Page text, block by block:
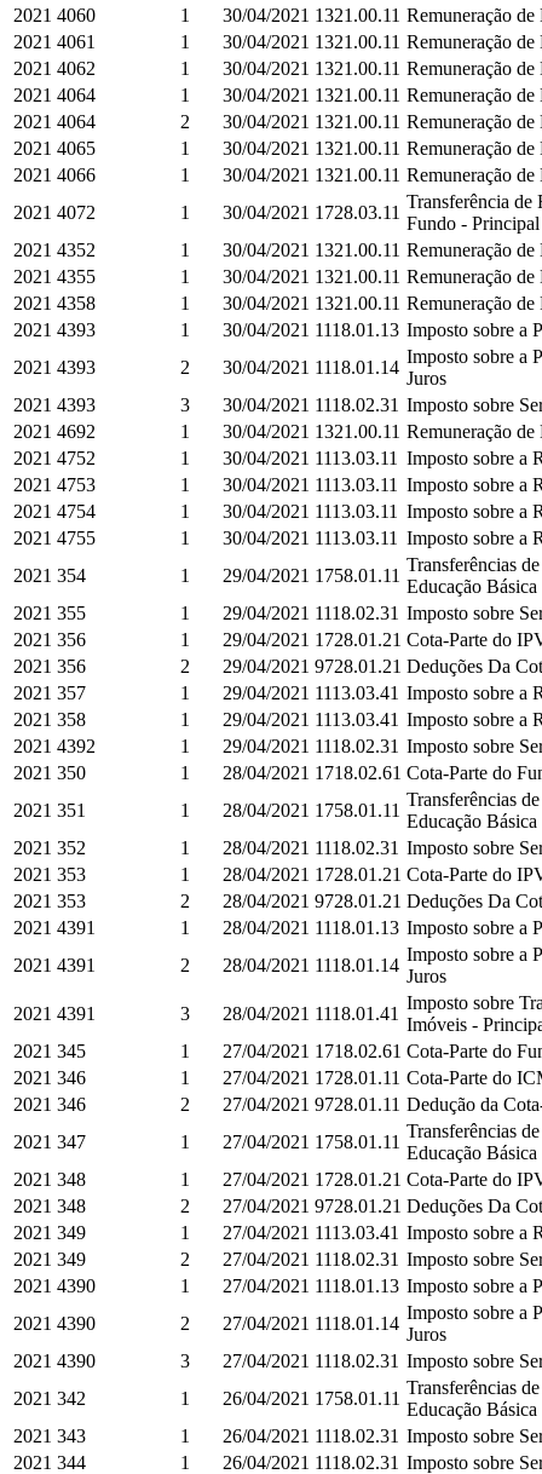
2021 4060 1 30/04/2021 1321.00.11 Remuneração
2021 4061 1 30/04/2021 1321.00.11 Remuneração
2021 4062 1 30/04/2021 1321.00.11 Remuneração
2021 4064 1 30/04/2021 1321.00.11 Remuneração
2021 4064 2 30/04/2021 1321.00.11 Remuneração
2021 4065 1 30/04/2021 1321.00.11 Remuneração
2021 4066 1 30/04/2021 1321.00.11 Remuneração
2021 4072 1 30/04/2021 1728.03.11
Transferência de
Fundo - Principal
2021 4352 1 30/04/2021 1321.00.11 Remuneração
2021 4355 1 30/04/2021 1321.00.11 Remuneração
2021 4358 1 30/04/2021 1321.00.11 Remuneração
2021 4393 1 30/04/2021 1118.01.13 Imposto sobre a
2021 4393 2 30/04/2021 1118.01.14
Imposto sobre a
Juros
2021 4393 3 30/04/2021 1118.02.31 Imposto sobre
2021 4692 1 30/04/2021 1321.00.11 Remuneração
2021 4752 1 30/04/2021 1113.03.11 Imposto sobre a
2021 4753 1 30/04/2021 1113.03.11 Imposto sobre a
2021 4754 1 30/04/2021 1113.03.11 Imposto sobre a
2021 4755 1 30/04/2021 1113.03.11 Imposto sobre a
2021 354 1 29/04/2021 1758.01.11
Transferências
Educação
2021 355 1 29/04/2021 1118.02.31 Imposto sobre
2021 356 1 29/04/2021 1728.01.21 Cota-Parte do
2021 356 2 29/04/2021 9728.01.21 Deduções Da
2021 357 1 29/04/2021 1113.03.41 Imposto sobre a
2021 358 1 29/04/2021 1113.03.41 Imposto sobre a
2021 4392 1 29/04/2021 1118.02.31 Imposto sobre
2021 350 1 28/04/2021 1718.02.61 Cota-Parte do
2021 351 1 28/04/2021 1758.01.11
Transferências
Educação
2021 352 1 28/04/2021 1118.02.31 Imposto sobre
2021 353 1 28/04/2021 1728.01.21 Cota-Parte do
2021 353 2 28/04/2021 9728.01.21 Deduções Da
2021 4391 1 28/04/2021 1118.01.13 Imposto sobre a
2021 4391 2 28/04/2021 1118.01.14
Imposto sobre a
Juros
2021 4391 3 28/04/2021 1118.01.41
Imposto sobre
Imóveis -
2021 345 1 27/04/2021 1718.02.61 Cota-Parte do
2021 346 1 27/04/2021 1728.01.11 Cota-Parte do
2021 346 2 27/04/2021 9728.01.11 Dedução da
2021 347 1 27/04/2021 1758.01.11
Transferências
Educação
2021 348 1 27/04/2021 1728.01.21 Cota-Parte do
2021 348 2 27/04/2021 9728.01.21 Deduções Da
2021 349 1 27/04/2021 1113.03.41 Imposto sobre a
2021 349 2 27/04/2021 1118.02.31 Imposto sobre
2021 4390 1 27/04/2021 1118.01.13 Imposto sobre a
2021 4390 2 27/04/2021 1118.01.14
Imposto sobre a
Juros
2021 4390 3 27/04/2021 1118.02.31 Imposto sobre
2021 342 1 26/04/2021 1758.01.11
Transferências
Educação
2021 343 1 26/04/2021 1118.02.31 Imposto sobre
2021 344 1 26/04/2021 1118.02.31 Imposto sobre